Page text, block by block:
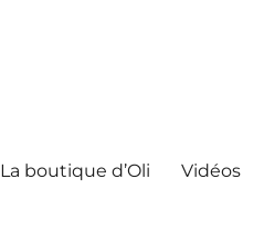
La boutique d’Oli Vidéos